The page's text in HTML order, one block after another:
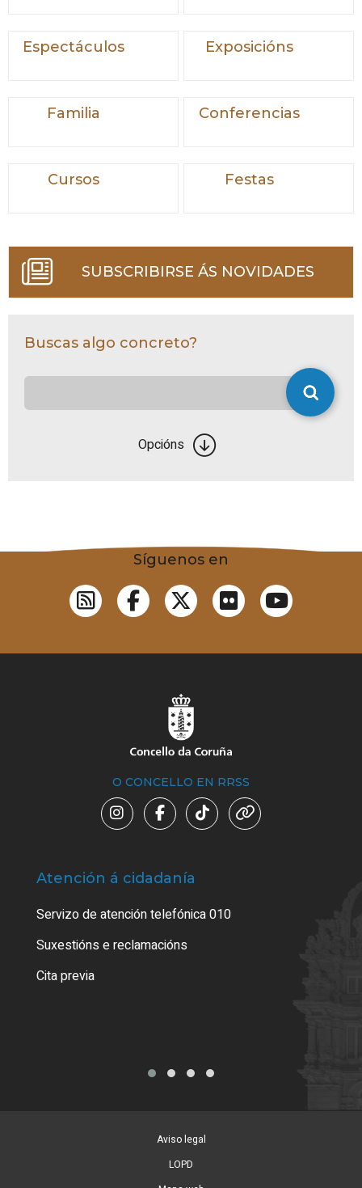
Espectáculos Exposicións
Familia Conferencias
Cursos Festas
SUBSCRIBIRSE ÁS NOVIDADES
Buscas algo concreto?
Opcións
Síguenos en
O CONCELLO EN RRSS
Atención á cidadanía
Servizo de atención telefónica 010
Suxestións e reclamacións
Cita previa
Aviso legal
LOPD